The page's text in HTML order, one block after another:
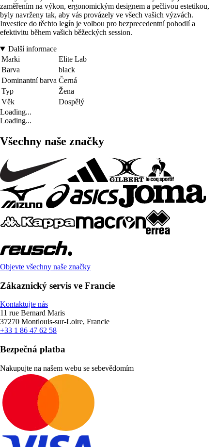
zaměřením na výkon, ergonomickým designem a pečlivou estetikou,
byly navrženy tak, aby vás provázely ve všech vašich výzvách.
Investice do těchto legín je volbou pro bezprecedentní pohodlí a
efektivitu během vašich běžeckých session.
Další informace
Marki
Elite Lab
Barva
black
Dominantní barva Černá
Typ
Žena
Věk
Dospělý
Loading...
Loading...
Všechny naše značky
Objevte všechny naše značky
Zákaznický servis ve Francie
Kontaktujte nás
11 rue Bernard Maris
37270 Montlouis-sur-Loire, Francie
+33 1 86 47 62 58
Bezpečná platba
Nakupujte na našem webu se sebevědomím